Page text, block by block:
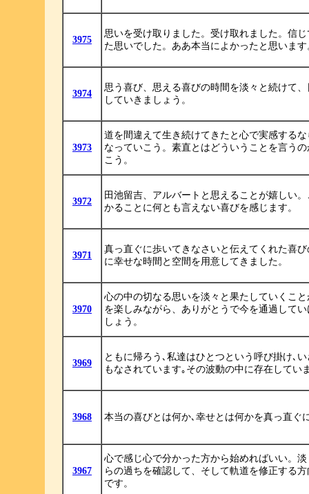
3975
思いを受け取りました。受け取れました。信
た思いでした。ああ本当によかったと思います
3974
思う喜び、思える喜びの時間を淡々と続けて
していきましょう。
3973
道を間違えて生き続けてきたと心で実感する
なっていこう。素直とはどういうことを言う
こう。
3972
田池留吉、アルバートと思えることが嬉しい
かることに何とも言えない喜びを感じます。
3971
真っ直ぐに歩いてきなさいと伝えてくれた喜
に幸せな時間と空間を用意してきました。
3970
心の中の切なる思いを淡々と果たしていくこ
を楽しみながら、ありがとうで今を通過して
しょう。
3969
ともに帰ろう､私達はひとつという呼び掛け､
もなされています｡その波動の中に存在してい
3968 本当の喜びとは何か､幸せとは何かを真っ直ぐ
3967
心で感じ心で分かった方から始めればいい。
らの過ちを確認して、そして軌道を修正する
です。